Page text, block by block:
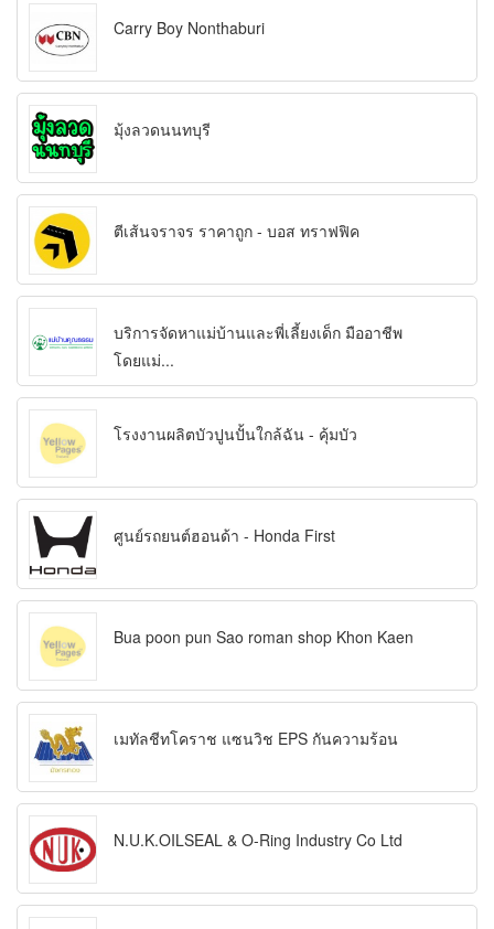
Carry Boy Nonthaburi
มุ้งลวดนนทบุรี
ตีเส้นจราจร ราคาถูก - บอส ทราฟฟิค
บริการจัดหาแม่บ้านและพี่เลี้ยงเด็ก มืออาชีพ
โดยแม่...
โรงงานผลิตบัวปูนปั้นใกล้ฉัน - คุ้มบัว
ศูนย์รถยนต์ฮอนด้า - Honda First
Bua poon pun Sao roman shop Khon Kaen
เมทัลชีทโคราช แซนวิช EPS กันความร้อน
N.U.K.OILSEAL & O-Ring Industry Co Ltd